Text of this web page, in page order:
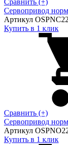
Сервопривод
Артикул
Купить в 1 клик
Сравнить (+)
Сервопривод
Артикул
Купить в 1 клик